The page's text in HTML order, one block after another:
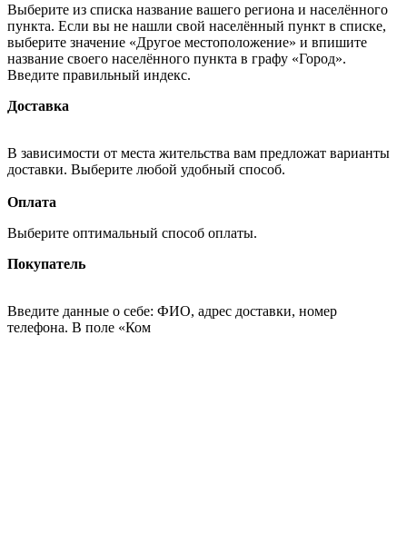
Выберите из списка название вашего региона и населённого
пункта. Если вы не нашли свой населённый пункт в списке,
выберите значение «Другое местоположение» и впишите
название своего населённого пункта в графу «Город».
Введите правильный индекс.
Доставка
В зависимости от места жительства вам предложат варианты
доставки. Выберите любой удобный способ.
Оплата
Выберите оптимальный способ оплаты.
Покупатель
Введите данные о себе: ФИО, адрес доставки, номер
телефона. В поле «Ком